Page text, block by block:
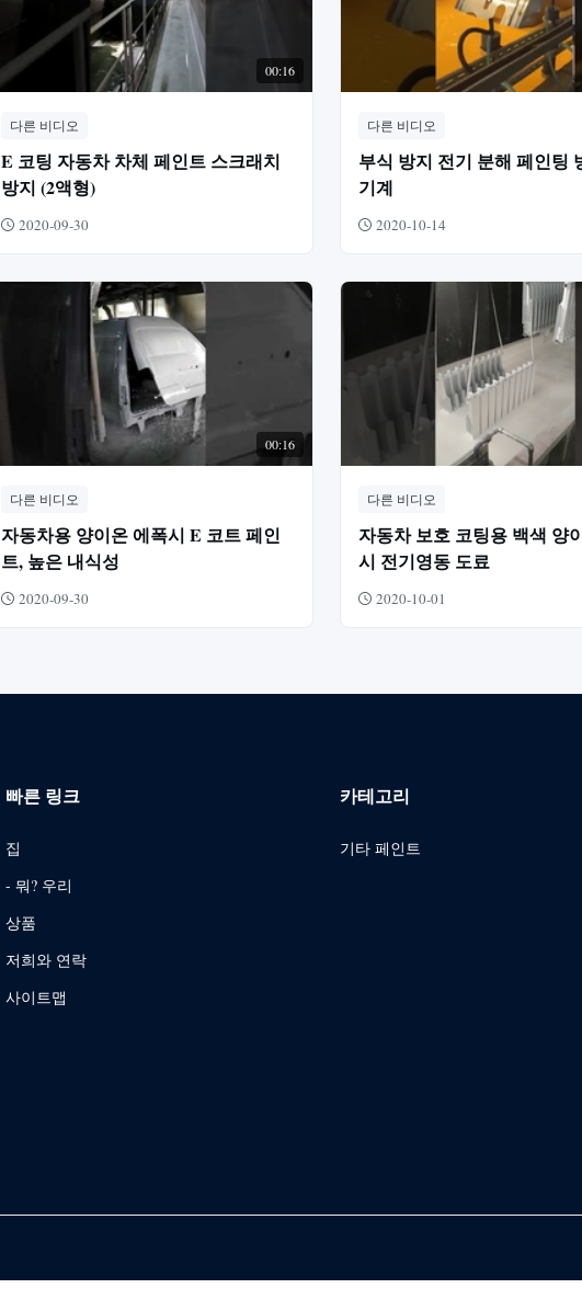
00:16
다른 비디오
E 코팅 자동차 차체 페인트 스크래치
방지 (2액형)
2020-09-30
다른 비디오
부식 방지 전기 분해 페인팅
기계
2020-10-14
00:16
다른 비디오
자동차용 양이온 에폭시 E 코트 페인
트, 높은 내식성
2020-09-30
다른 비디오
자동차 보호 코팅용 백색 양
시 전기영동 도료
2020-10-01
빠른 링크
집
- 뭐? 우리
상품
저희와 연락
사이트맵
카테고리
기타 페인트